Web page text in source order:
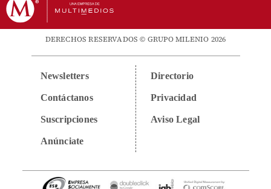
DERECHOS RESERVADOS © GRUPO MILENIO 2026
Newsletters
Contáctanos
Suscripciones
Anúnciate
Directorio
Privacidad
Aviso Legal